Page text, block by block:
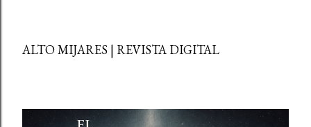
ALTO MIJARES | REVISTA DIGITAL